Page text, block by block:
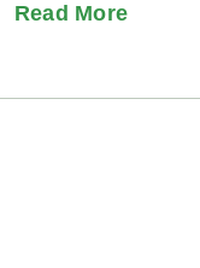
Read More